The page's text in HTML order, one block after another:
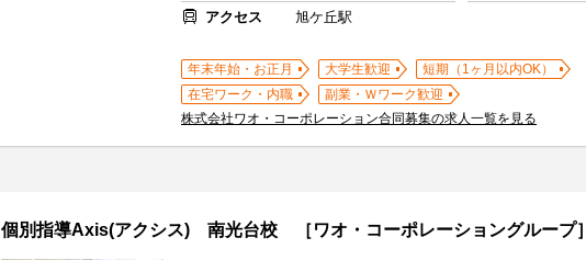
アクセス
旭ケ丘駅
年末年始・お正月 大学生歓迎
短期（1ヶ月以内OK）
在宅ワーク・内職
副業・Ｗワーク歓迎
株式会社ワオ・コーポレーション合同募集の求人一覧を見る
個別指導Axis(アクシス) 南光台校 ［ワオ・コーポレーショングループ］